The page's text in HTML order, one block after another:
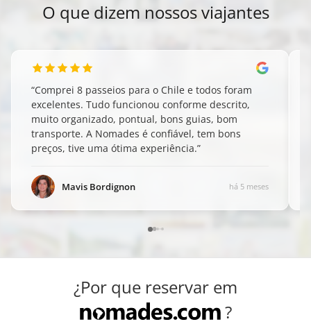
O que dizem nossos viajantes
“Comprei 8 passeios para o Chile e todos foram
excelentes. Tudo funcionou conforme descrito,
muito organizado, pontual, bons guias, bom
transporte. A Nomades é confiável, tem bons
preços, tive uma ótima experiência.”
Mavis Bordignon há 5 meses
¿Por que reservar em
?